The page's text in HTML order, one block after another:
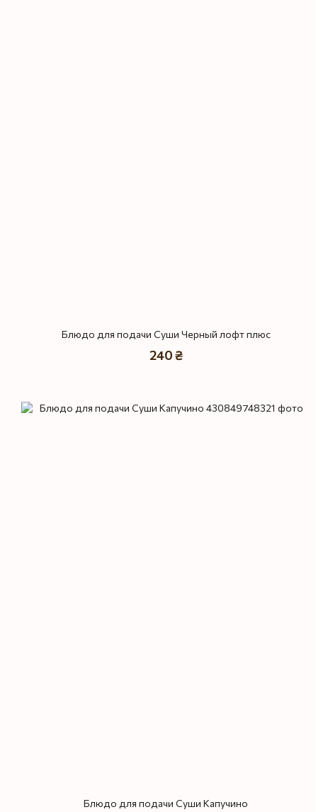
Блюдо для подачи Суши Черный лофт плюс
240 ₴
Блюдо для подачи Суши Капучино